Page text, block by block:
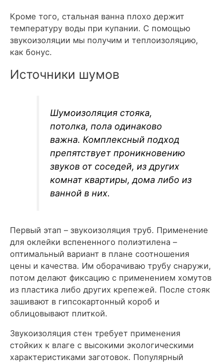
Кроме того, стальная ванна плохо держит
температуру воды при купании. С помощью
звукоизоляции мы получим и теплоизоляцию,
как бонус.
Источники шумов
Шумоизоляция стояка,
потолка, пола одинаково
важна. Комплексный подход
препятствует проникновению
звуков от соседей, из других
комнат квартиры, дома либо из
ванной в них.
Первый этап – звукоизоляция труб. Применение
для оклейки вспененного полиэтилена –
оптимальный вариант в плане соотношения
цены и качества. Им оборачиваю трубу снаружи,
потом делают фиксацию с применением хомутов
из пластика либо других крепежей. После стояк
зашивают в гипсокартонный короб и
облицовывают плиткой.
Звукоизоляция стен требует применения
стойких к влаге с высокими экологическими
характеристиками заготовок. Популярный